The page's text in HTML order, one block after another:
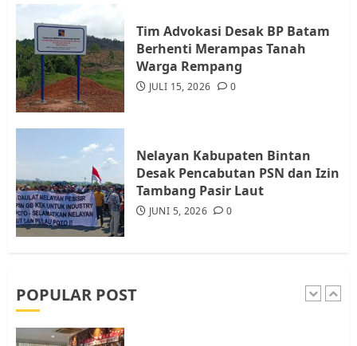
Tim Advokasi Desak BP Batam
Berhenti Merampas Tanah
Warga Rempang
JULI 15, 2026 0
Nelayan Kabupaten Bintan
Desak Pencabutan PSN dan Izin
Tambang Pasir Laut
JUNI 5, 2026 0
POPULAR POST
4
Resahkan Warga
JULI 17, 2026 0
5
JULI 15, 2026 0
1